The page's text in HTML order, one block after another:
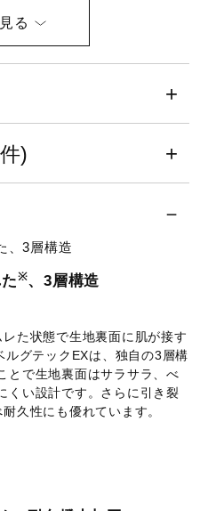
以上、ワンランク上の
持つ高性能レインウエ
に保ちます。
MB、MBB
、SB、MB、MBB
)
※、3層構造
た状態で生地裏面に肌が接す
ルグテックEXは、独自の3層構
とで生地裏面はサラサラ、べ
くい設計です。さらに引き裂
久性にも優れています。